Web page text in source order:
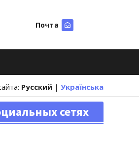
Почта
Русский | Українська
сетях